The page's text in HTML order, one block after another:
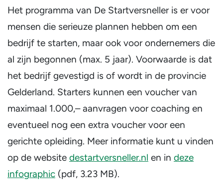
Het programma van De Startversneller is er voor
mensen die serieuze plannen hebben om een
bedrijf te starten, maar ook voor ondernemers die
al zijn begonnen (max. 5 jaar). Voorwaarde is dat
het bedrijf gevestigd is of wordt in de provincie
Gelderland. Starters kunnen een voucher van
maximaal 1.000,– aanvragen voor coaching en
eventueel nog een extra voucher voor een
gerichte opleiding. Meer informatie kunt u vinden
op de website destartversneller.nl en in deze
infographic (pdf, 3.23 MB).